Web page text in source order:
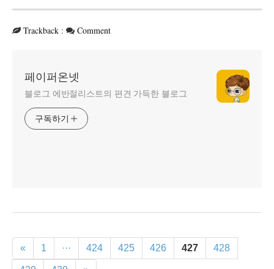
Trackback : Comment
페이퍼온넷
블로그 에반절리스트의 편견 가득한 블로그
구독하기
« 1 ··· 424 425 426 427 428